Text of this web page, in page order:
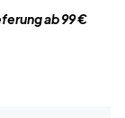
ab 99 €